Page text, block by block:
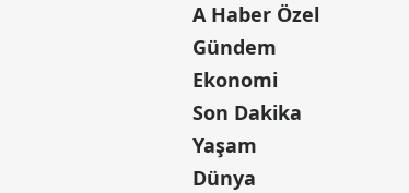
A Haber Özel
Gündem
Ekonomi
Son Dakika
Yaşam
Dünya